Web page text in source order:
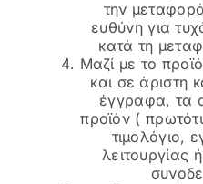
την
ευθύνη για
κατά τη
Μαζί με το
και σε άριστη
έγγραφα, τα
προϊόν (
τιμολόγιο,
λειτουργίας